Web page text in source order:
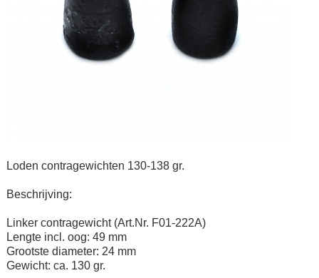
Loden contragewichten 130-138 gr.
Beschrijving:
Linker contragewicht (Art.Nr. F01-222A)
Lengte incl. oog: 49 mm
Grootste diameter: 24 mm
Gewicht: ca. 130 gr.